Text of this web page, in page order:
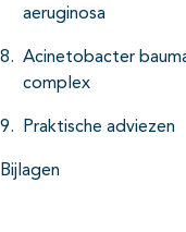
aeruginosa
Acinetobacter
complex
Praktische adviezen
Bijlagen